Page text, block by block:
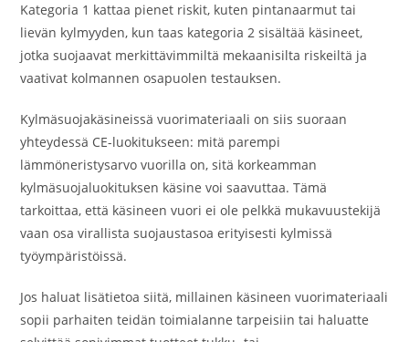
Kategoria 1 kattaa pienet riskit, kuten pintanaarmut tai
lievän kylmyyden, kun taas kategoria 2 sisältää käsineet,
jotka suojaavat merkittävimmiltä mekaanisilta riskeiltä ja
vaativat kolmannen osapuolen testauksen.
Kylmäsuojakäsineissä vuorimateriaali on siis suoraan
yhteydessä CE-luokitukseen: mitä parempi
lämmöneristysarvo vuorilla on, sitä korkeamman
kylmäsuojaluokituksen käsine voi saavuttaa. Tämä
tarkoittaa, että käsineen vuori ei ole pelkkä mukavuustekijä
vaan osa virallista suojaustasoa erityisesti kylmissä
työympäristöissä.
Jos haluat lisätietoa siitä, millainen käsineen vuorimateriaali
sopii parhaiten teidän toimialanne tarpeisiin tai haluatte